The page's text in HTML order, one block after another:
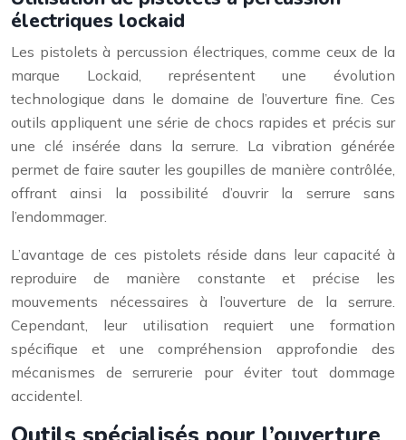
électriques lockaid
Les pistolets à percussion électriques, comme ceux de la
marque Lockaid, représentent une évolution
technologique dans le domaine de l’ouverture fine. Ces
outils appliquent une série de chocs rapides et précis sur
une clé insérée dans la serrure. La vibration générée
permet de faire sauter les goupilles de manière contrôlée,
offrant ainsi la possibilité d’ouvrir la serrure sans
l’endommager.
L’avantage de ces pistolets réside dans leur capacité à
reproduire de manière constante et précise les
mouvements nécessaires à l’ouverture de la serrure.
Cependant, leur utilisation requiert une formation
spécifique et une compréhension approfondie des
mécanismes de serrurerie pour éviter tout dommage
accidentel.